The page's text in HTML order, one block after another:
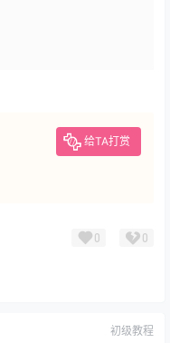
给TA打赏
0 0
初级教程